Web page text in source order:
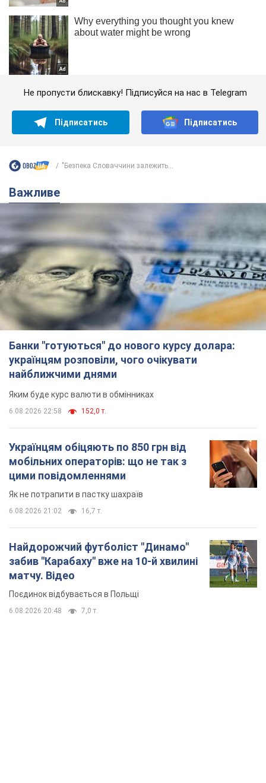
Не пропусти блискавку! Підписуйся на нас в Telegram
Підписатись Підписатись
"Безпека Словаччини залежить...
Важливе
Банки "готуються" до нового курсу долара:
українцям розповіли, чого очікувати
найближчими днями
Яким буде курс валюти в обмінниках
6.08.2026 22:58 152,0 т.
Українцям обіцяють по 850 грн від
мобільних операторів: що не так з
цими повідомленнями
Як не потрапити в пастку шахраїв
6.08.2026 21:02 16,7 т.
Найдорожчий футболіст "Динамо"
забив "Карабаху" вже на 10-й хвилині
матчу. Відео
Поєдинок відбувається в Польщі
6.08.2026 20:48 7,0 т.